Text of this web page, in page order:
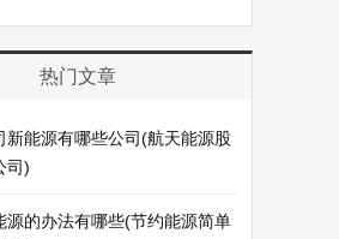
热门文章
新能源有哪些公司(航天能源股
司)
源的办法有哪些(节约能源简单